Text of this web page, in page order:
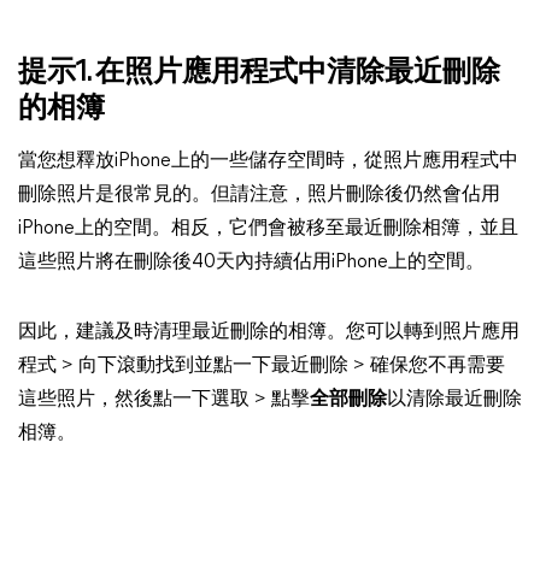
提示1. 在照片應用程式中清除最近刪除
的相簿
當您想釋放iPhone上的一些儲存空間時，從照片應用程式中
刪除照片是很常見的。但請注意，照片刪除後仍然會佔用
iPhone上的空間。相反，它們會被移至最近刪除相簿，並且
這些照片將在刪除後40天內持續佔用iPhone上的空間。
因此，建議及時清理最近刪除的相簿。您可以轉到照片應用
程式 > 向下滾動找到並點一下最近刪除 > 確保您不再需要
這些照片，然後點一下選取 > 點擊全部刪除以清除最近刪除
相簿。